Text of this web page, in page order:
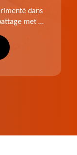
dans
met à
vert sera